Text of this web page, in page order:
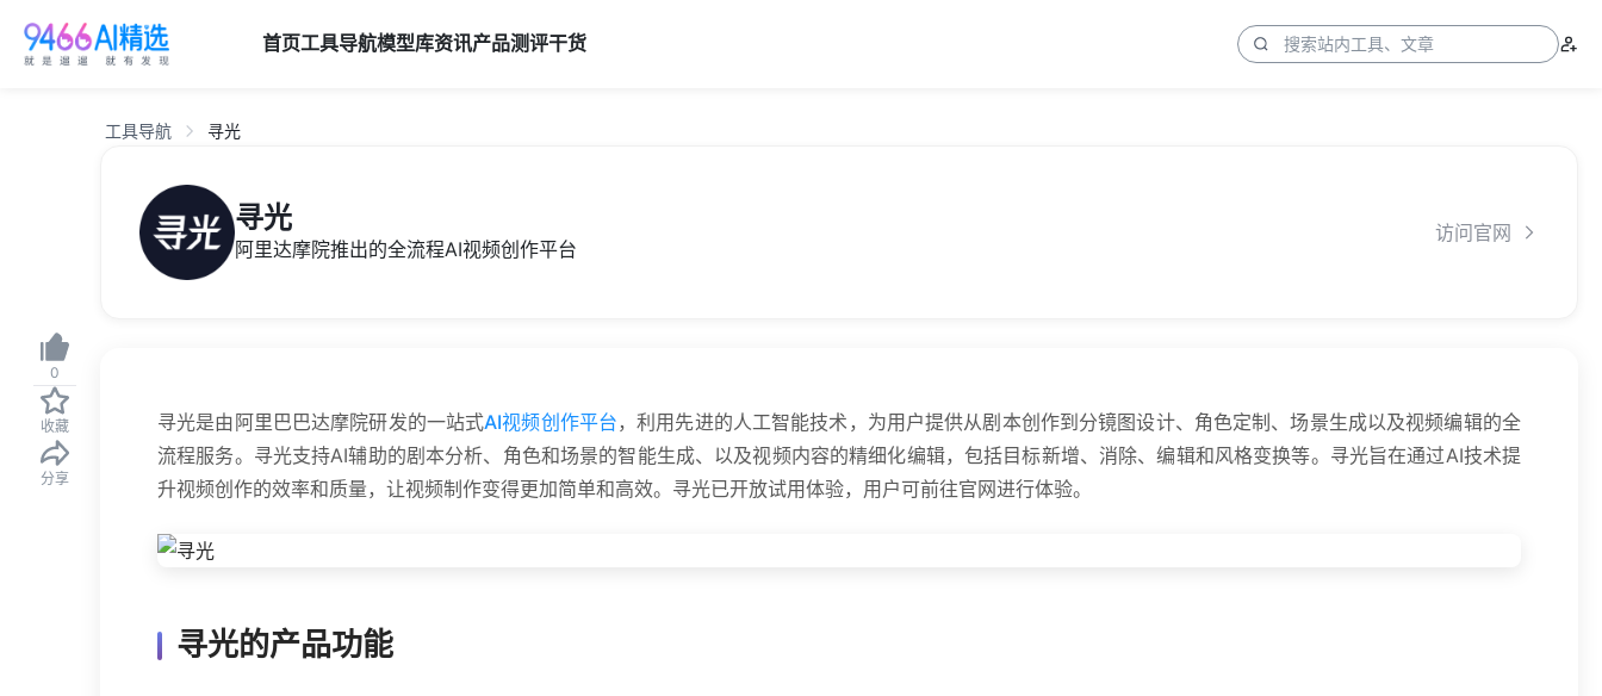
首页工具导航模型库资讯产品测评干货
0
收藏
分享
工具导航 寻光
寻光
阿里达摩院推出的全流程AI视频创作平台
访问官网
寻光是由阿里巴巴达摩院研发的一站式AI视频创作平台 ，利用先进的人工智能技术，为用户提供从剧本创作到分镜图设计、角色定制、场景生成以及视频编辑的全
流程服务。寻光支持AI辅助的剧本分析、角色和场景的智能生成、以及视频内容的精细化编辑，包括目标新增、消除、编辑和风格变换等。寻光旨在通过AI技术提
升视频创作的效率和质量，让视频制作变得更加简单和高效。寻光已开放试用体验，用户可前往官网进行体验。
寻光的产品功能